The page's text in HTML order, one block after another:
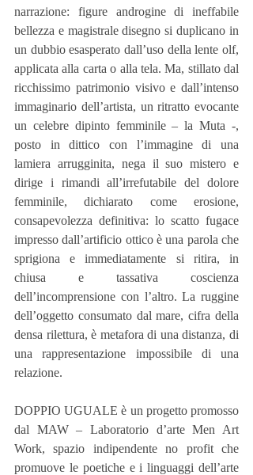
narrazione: figure androgine di ineffabile
bellezza e magistrale disegno si duplicano in
un dubbio esasperato dall’uso della lente olf,
applicata alla carta o alla tela. Ma, stillato dal
ricchissimo patrimonio visivo e dall’intenso
immaginario dell’artista, un ritratto evocante
un celebre dipinto femminile – la Muta -,
posto in dittico con l’immagine di una
lamiera arrugginita, nega il suo mistero e
dirige i rimandi all’irrefutabile del dolore
femminile, dichiarato come erosione,
consapevolezza definitiva: lo scatto fugace
impresso dall’artificio ottico è una parola che
sprigiona e immediatamente si ritira, in
chiusa e tassativa coscienza
dell’incomprensione con l’altro. La ruggine
dell’oggetto consumato dal mare, cifra della
densa rilettura, è metafora di una distanza, di
una rappresentazione impossibile di una
relazione.
DOPPIO UGUALE è un progetto promosso
dal MAW – Laboratorio d’arte Men Art
Work, spazio indipendente no profit che
promuove le poetiche e i linguaggi dell’arte